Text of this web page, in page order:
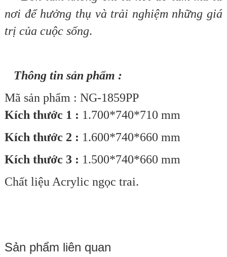
nơi để hưởng thụ và trải nghiệm những giá
trị của cuộc sống.
Thông tin sản phẩm :
Mã sản phẩm : NG-1859PP
Kích thước 1 : 1.700*740*710 mm
Kích thước 2 : 1.600*740*660 mm
Kích thước 3 : 1.500*740*660 mm
Chất liệu Acrylic ngọc trai.
Sản phẩm liên quan